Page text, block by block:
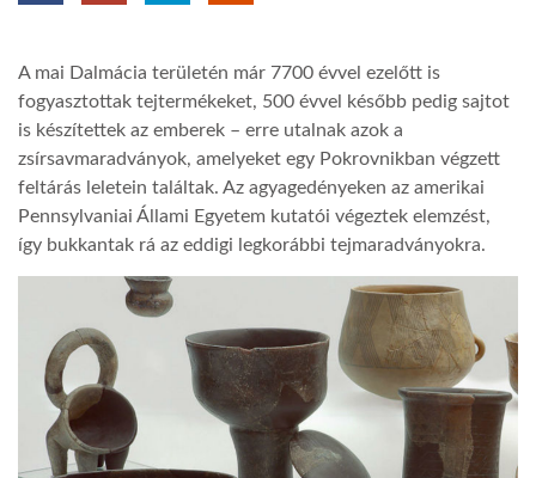
TROPICALMAGAZIN
AFRIKA TUDÁSTÁR
A NAP SZÉPE
GLOBOZSARU
DOBRAVERO.HU
A mai Dalmácia területén már 7700 évvel ezelőtt is
fogyasztottak tejtermékeket, 500 évvel később pedig sajtot
is készítettek az emberek – erre utalnak azok a
zsírsavmaradványok, amelyeket egy Pokrovnikban végzett
feltárás leletein találtak. Az agyagedényeken az amerikai
Pennsylvaniai Állami Egyetem kutatói végeztek elemzést,
így bukkantak rá az eddigi legkorábbi tejmaradványokra.